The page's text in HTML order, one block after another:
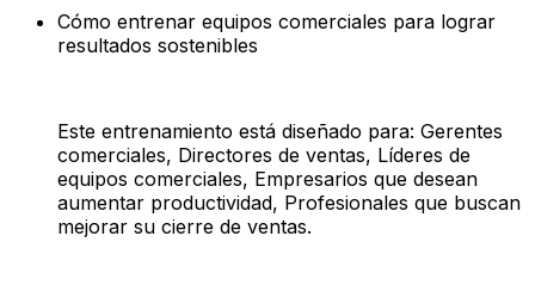
Cómo entrenar equipos comerciales para lograr
resultados sostenibles
Este entrenamiento está diseñado para: Gerentes
comerciales, Directores de ventas, Líderes de
equipos comerciales, Empresarios que desean
aumentar productividad, Profesionales que buscan
mejorar su cierre de ventas.